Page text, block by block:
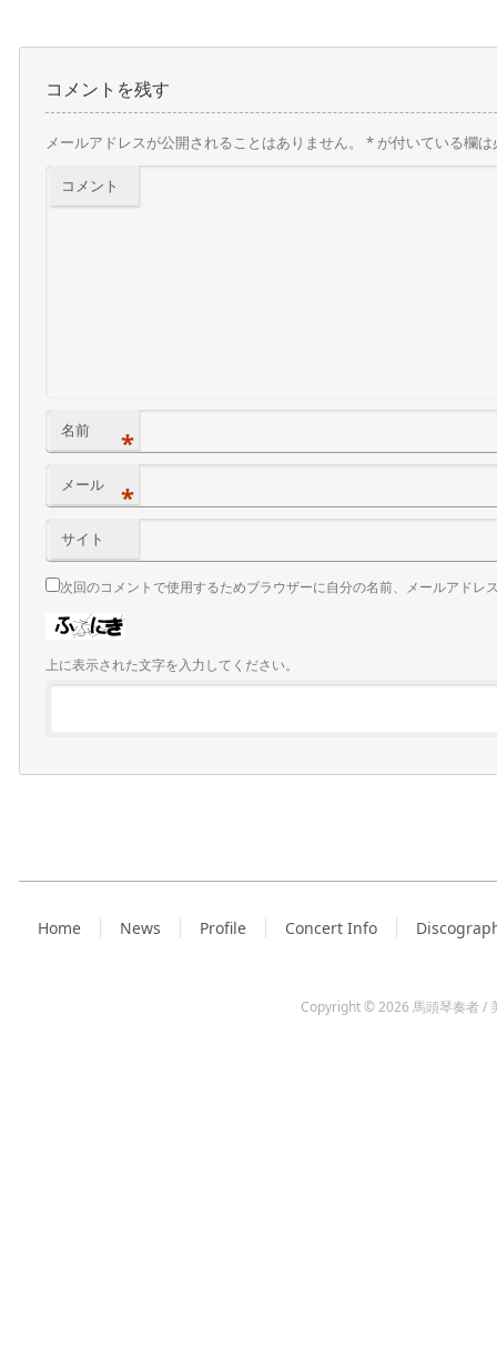
コメントを残す
メールアドレスが公開されることはありません。 *が付いている欄は
コメント
名前 *
メール *
サイト
次回のコメントで使用するためブラウザーに自分の名前、メールアドレ
上に表示された文字を入力してください。
Home News Profile Concert Info
Copyright © 2026 馬頭琴奏者 /